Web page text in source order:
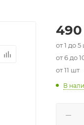
490
от 1 до 5
от 6 до
от 11 шт
В